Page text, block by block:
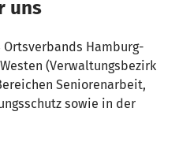
uns
Ortsverbands Hamburg-
(Verwaltungsbezirk
Seniorenarbeit,
sowie in der